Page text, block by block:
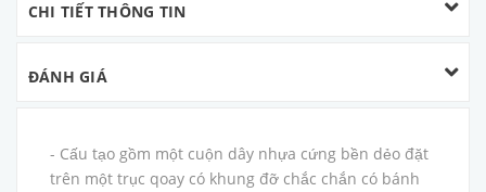
CHI TIẾT THÔNG TIN
ĐÁNH GIÁ
- Cấu tạo gồm một cuộn dây nhựa cứng bền dẻo đặt
trên một trục qoay có khung đỡ chắc chắn có bánh